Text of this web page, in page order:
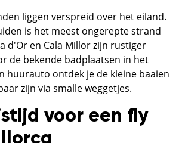
liggen verspreid over het eiland.
is het meest ongerepte strand
d'Or en Cala Millor zijn rustiger
de bekende badplaatsen in het
huurauto ontdek je de kleine baaien
zijn via smalle weggetjes.
voor een fly